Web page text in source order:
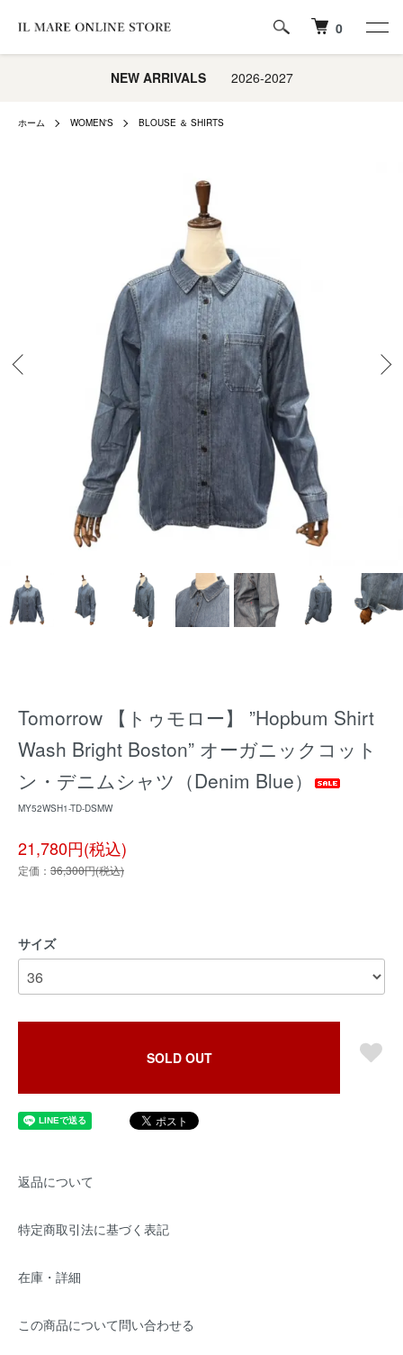
0
NEW ARRIVALS2026-2027
ホーム WOMEN'S BLOUSE ＆ SHIRTS
Tomorrow 【トゥモロー】 ”Hopbum Shirt
Wash Bright Boston” オーガニックコット
ン・デニムシャツ（Denim Blue）
MY52WSH1-TD-DSMW
21,780円(税込)
定価： 36,300円(税込)
サイズ
SOLD OUT
返品について
特定商取引法に基づく表記
在庫・詳細
この商品について問い合わせる